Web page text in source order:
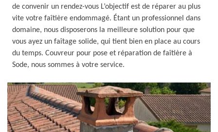
de convenir un rendez-vous L’objectif est de réparer au plus
vite votre faîtière endommagé. Étant un professionnel dans
domaine, nous disposerons la meilleure solution pour que
vous ayez un faîtage solide, qui tient bien en place au cours
du temps. Couvreur pour pose et réparation de faîtière à
Sode, nous sommes à votre service.